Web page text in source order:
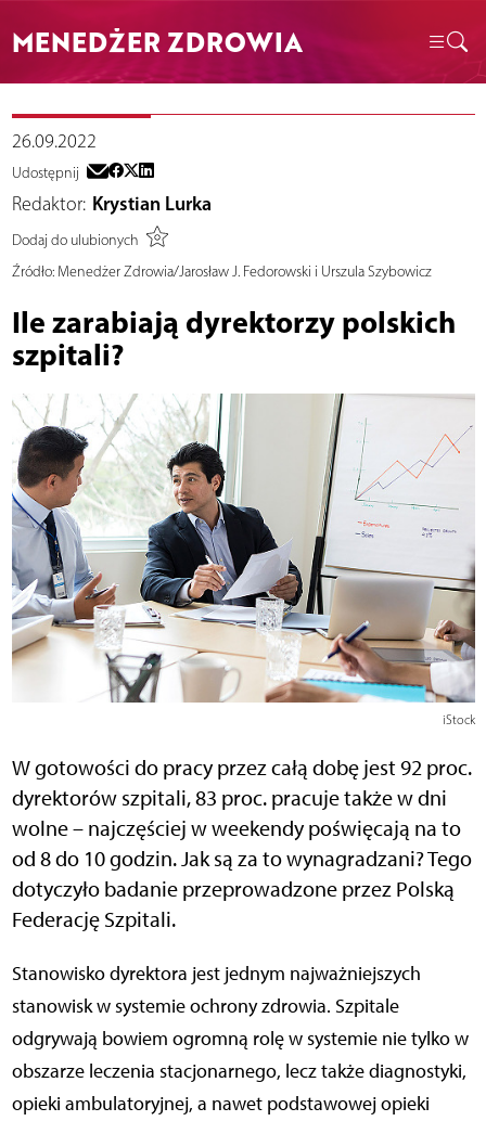
MENEDŻER ZDROWIA
26.09.2022
Udostępnij
Redaktor: Krystian Lurka
Dodaj do ulubionych
Źródło:Menedżer Zdrowia/Jarosław J. Fedorowski i Urszula Szybowicz
Ile zarabiają dyrektorzy polskich
szpitali?
iStock
W gotowości do pracy przez całą dobę jest 92 proc.
dyrektorów szpitali, 83 proc. pracuje także w dni
wolne – najczęściej w weekendy poświęcają na to
od 8 do 10 godzin. Jak są za to wynagradzani? Tego
dotyczyło badanie przeprowadzone przez Polską
Federację Szpitali.
Stanowisko dyrektora jest jednym najważniejszych
stanowisk w systemie ochrony zdrowia. Szpitale
odgrywają bowiem ogromną rolę w systemie nie tylko w
obszarze leczenia stacjonarnego, lecz także diagnostyki,
opieki ambulatoryjnej, a nawet podstawowej opieki